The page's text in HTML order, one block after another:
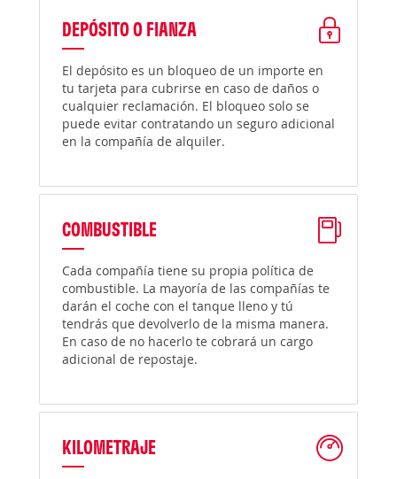
DEPÓSITO O FIANZA
El depósito es un bloqueo de un importe en
tu tarjeta para cubrirse en caso de daños o
cualquier reclamación. El bloqueo solo se
puede evitar contratando un seguro adicional
en la compañía de alquiler.
COMBUSTIBLE
Cada compañía tiene su propia política de
combustible. La mayoría de las compañías te
darán el coche con el tanque lleno y tú
tendrás que devolverlo de la misma manera.
En caso de no hacerlo te cobrará un cargo
adicional de repostaje.
KILOMETRAJE